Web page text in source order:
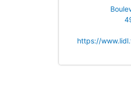
https://